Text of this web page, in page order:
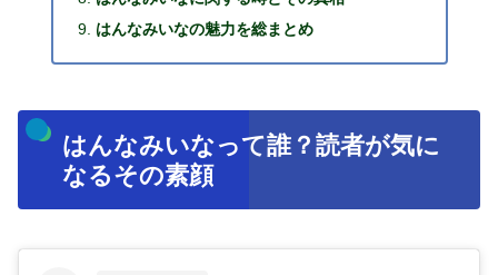
はんなみいなの魅力を総まとめ
はんなみいなって誰？読者が気に
なるその素顔